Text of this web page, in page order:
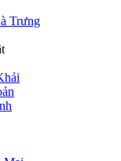
Trưng